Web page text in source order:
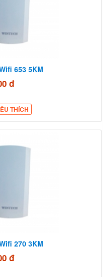
653 5KM
đ
THÍCH
270 3KM
đ